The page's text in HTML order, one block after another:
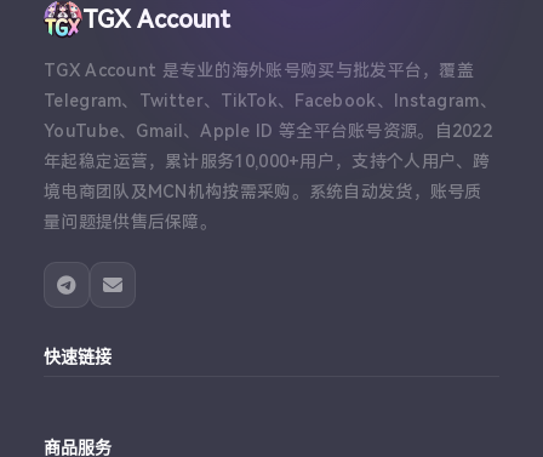
TGX Account
TGX Account 是专业的海外账号购买与批发平台，覆盖
Telegram、Twitter、TikTok、Facebook、Instagram、
YouTube、Gmail、Apple ID 等全平台账号资源。自2022
年起稳定运营，累计服务10,000+用户，支持个人用户、跨
境电商团队及MCN机构按需采购。系统自动发货，账号质
量问题提供售后保障。
快速链接
商品服务